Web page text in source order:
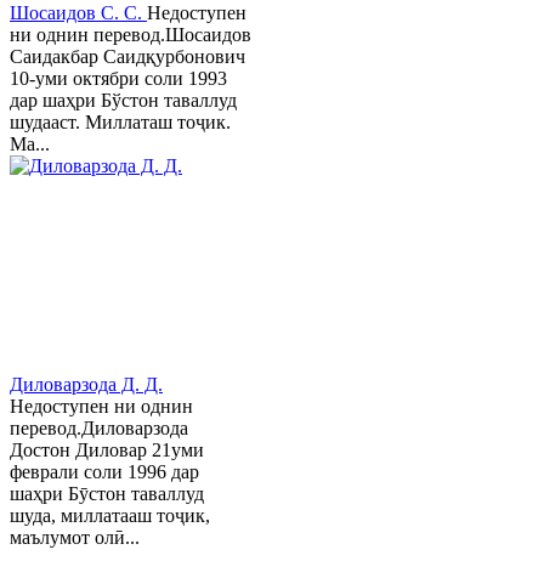
Шосаидов С. С. Недоступен
ни однин перевод.Шосаидов
Саидакбар Саидқурбонович
10-уми октябри соли 1993
дар шаҳри Бўстон таваллуд
шудааст. Миллаташ тоҷик.
Ма...
Диловарзода Д. Д.
Недоступен ни однин
перевод.Диловарзода
Достон Диловар 21уми
феврали соли 1996 дар
шаҳри Бӯстон таваллуд
шуда, миллатааш тоҷик,
маълумот олӣ...